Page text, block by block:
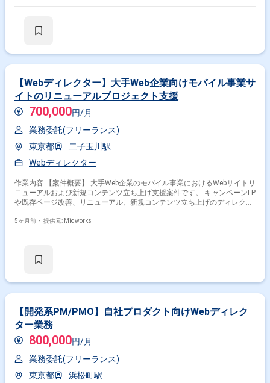
【Webディレクター】大手Web企業向けモバイル事業サ
イトのリニューアルプロジェクト支援
700,000円/月
業務委託(フリーランス)
東京都
二子玉川駅
Webディレクター
作業内容 【案件概要】 大手Web企業のモバイル事業におけるWebサイトリ
ニューアルおよび新規コンテンツ立ち上げ支援案件です。 キャンペーンLP
や既存ページ改善、リニューアル、新規コンテンツ立ち上げのディレクシ
の調整を行います。 効果測定を通じてコンバージョン率向上に貢献しま
ケジュール管理および関係者との調整 ・効果測定によるコンバージョン率
5ヶ月前・ 提供元: Midworks
【開発系PM/PMO】自社プロダクト向けWebディレク
ター業務
800,000円/月
業務委託(フリーランス)
東京都
浜松町駅